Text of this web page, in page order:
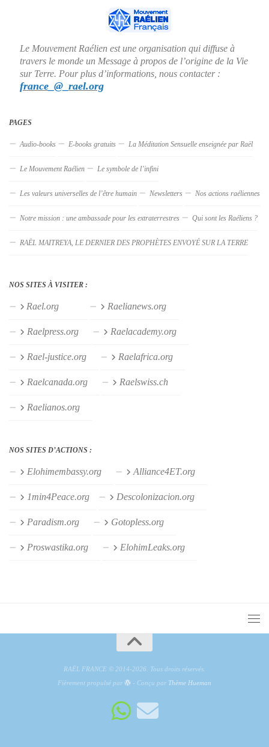
Le Mouvement Raélien est une organisation qui diffuse à
travers le monde un Message à propos de l’origine de la Vie
sur Terre. Pour plus d’informations, nous contacter :
france_@_rael.org
PAGES
Audio-books E-books gratuits La Méditation Sensuelle enseignée par Raël
Le Mouvement Raélien Le symbole de l’infini
Les valeurs universelles de l’être humain Newsletters Nos actions raéliennes
Notre mission : une ambassade pour les extraterrestres Qui sont les Raéliens ?
RAËL MAITREYA, LE DERNIER DES PROPHÈTES ENVOYÉ SUR LA TERRE
NOS SITES À VISITER :
Rael.org Raelianews.org
Raelpress.org Raelacademy.org
Rael-justice.org Raelafrica.org
Raelcanada.org Raelswiss.ch
Raelianos.org
NOS SITES D’ACTIONS :
Elohimembassy.org Alliance4ET.org
1min4Peace.org Descolonizacion.org
Paradism.org Gotopless.org
Proswastika.org ElohimLeaks.org
RAËL FRANCE © 2014-2026. Tous droits réservés.
Fièrement propulsé par
- Conçu par Thème Hueman